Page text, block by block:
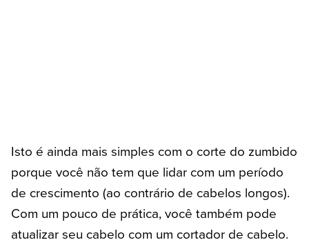
Isto é ainda mais simples com o corte do zumbido
porque você não tem que lidar com um período
de crescimento (ao contrário de cabelos longos).
Com um pouco de prática, você também pode
atualizar seu cabelo com um cortador de cabelo.